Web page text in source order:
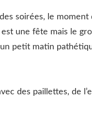
soirées, le
une fête mais le
petit matin
des paillettes, de